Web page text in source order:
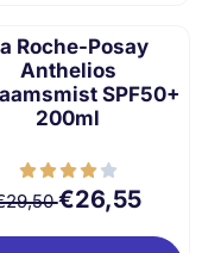
Roche-Posay
Anthelios
SPF50+
200ml
Van 29,50 voor
€26,55